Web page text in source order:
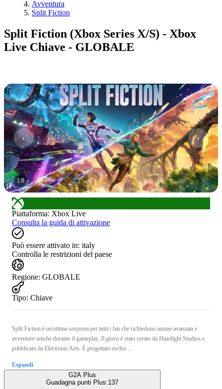
Avventura
Split Fiction
Split Fiction (Xbox Series X/S) - Xbox
Live Chiave - GLOBALE
1/8
Piattaforma: Xbox Live
Consulta la guida di attivazione
Può essere attivato in: italy
Controlla le restrizioni del paese
Regione: GLOBALE
Tipo: Chiave
Split Fiction è un'ottima sorpresa per tutti i fan che richiedono azione avanzata e
avventure uniche durante il gameplay. Il gioco è stato creato da Hazelight Studios e
pubblicato da Electronic Arts. È progettato esclus ...
Espandi
G2A Plus
Guadagna punti Plus:137